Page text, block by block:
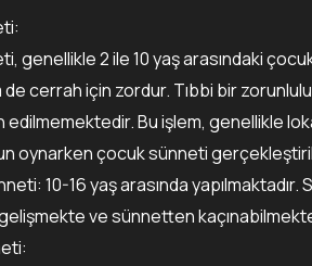
genellikle 2 ile 10 yaş arasındaki
cerrah için zordur. Tıbbi bir
Bu işlem, genellikle
oynarken çocuk sünneti
10-16 yaş arasında
ve sünnetten